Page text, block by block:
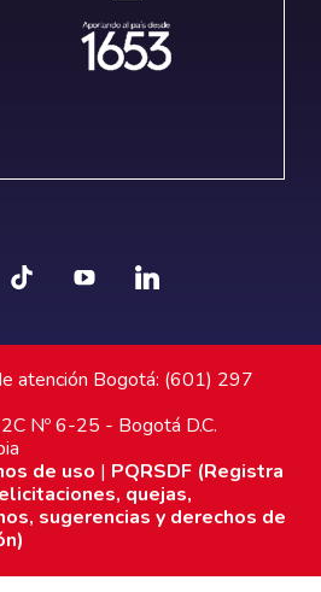
atención Bogotá: (601) 297
Nº 6-25 - Bogotá D.C.
de uso | PQRSDF (Registra
quejas,
sugerencias y derechos de